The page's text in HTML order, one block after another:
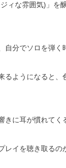
ィな雰囲気)」を
自分でソロを弾く
るようになると、
きに耳が慣れてく
レイを聴き取るの